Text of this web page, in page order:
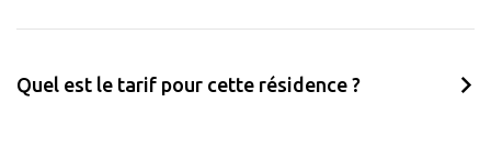
Quel est le tarif pour cette résidence ?